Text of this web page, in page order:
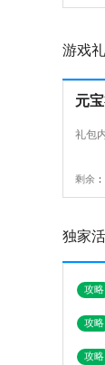
游戏
元
礼包
剩余：
独家
攻略
攻略
攻略